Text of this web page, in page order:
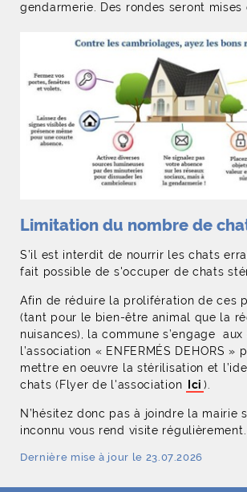
gendarmerie. Des rondes seront mises
Limitation du nombre de
S’il est interdit de nourrir les chats
fait possible de s'occuper de chats
Afin de réduire la prolifération de ces
(tant pour le bien-être animal que la
nuisances), la commune s’engage
l’association « ENFERMÉS DEHORS »
mettre en oeuvre la stérilisation et
chats (Flyer de l'association
Ici ).
N’hésitez donc pas à joindre la mairie
inconnu vous rend visite régulièrement.
Dernière mise à jour le 23.07.2026